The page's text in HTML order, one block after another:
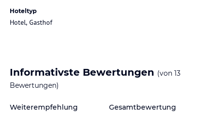
Hoteltyp
Hotel, Gasthof
Informativste Bewertungen (von 13
Bewertungen)
Weiterempfehlung Gesamtbewertung